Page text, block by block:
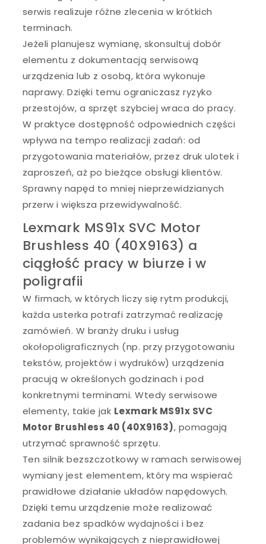
serwis realizuje różne zlecenia w krótkich
terminach.
Jeżeli planujesz wymianę, skonsultuj dobór
elementu z dokumentacją serwisową
urządzenia lub z osobą, która wykonuje
naprawy. Dzięki temu ograniczasz ryzyko
przestojów, a sprzęt szybciej wraca do pracy.
W praktyce dostępność odpowiednich części
wpływa na tempo realizacji zadań: od
przygotowania materiałów, przez druk ulotek i
zaproszeń, aż po bieżące obsługi klientów.
Sprawny napęd to mniej nieprzewidzianych
przerw i większa przewidywalność.
Lexmark MS91x SVC Motor
Brushless 40 (40X9163) a
ciągłość pracy w biurze i w
poligrafii
W firmach, w których liczy się rytm produkcji,
każda usterka potrafi zatrzymać realizację
zamówień. W branży druku i usług
okołopoligraficznych (np. przy przygotowaniu
tekstów, projektów i wydruków) urządzenia
pracują w określonych godzinach i pod
konkretnymi terminami. Wtedy serwisowe
elementy, takie jak Lexmark MS91x SVC
Motor Brushless 40 (40X9163), pomagają
utrzymać sprawność sprzętu.
Ten silnik bezszczotkowy w ramach serwisowej
wymiany jest elementem, który ma wspierać
prawidłowe działanie układów napędowych.
Dzięki temu urządzenie może realizować
zadania bez spadków wydajności i bez
problemów wynikających z nieprawidłowej